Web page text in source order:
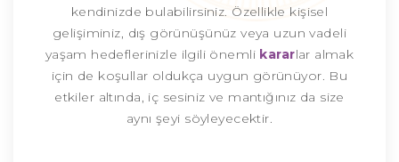
kendinizde bulabilirsiniz. Özellikle kişisel
gelişiminiz, dış görünüşünüz veya uzun vadeli
yaşam hedeflerinizle ilgili önemli kararlar almak
için de koşullar oldukça uygun görünüyor. Bu
etkiler altında, iç sesiniz ve mantığınız da size
aynı şeyi söyleyecektir.